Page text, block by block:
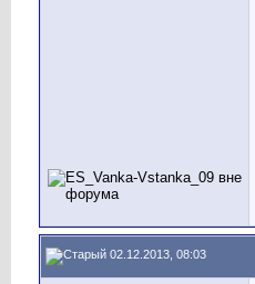
02.12.2013, 08:03